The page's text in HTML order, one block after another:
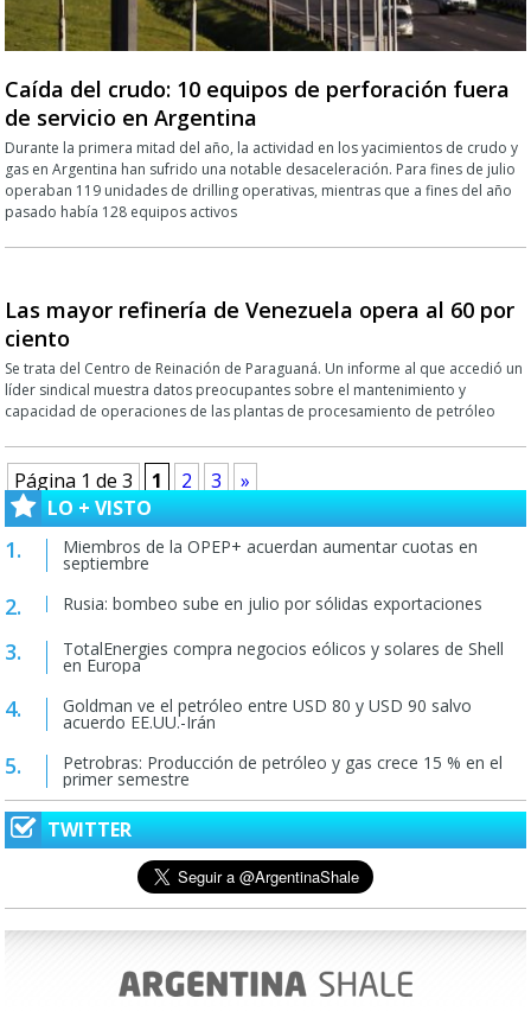
Caída del crudo: 10 equipos de perforación fuera
de servicio en Argentina
Durante la primera mitad del año, la actividad en los yacimientos de crudo y
gas en Argentina han sufrido una notable desaceleración. Para fines de julio
operaban 119 unidades de drilling operativas, mientras que a fines del año
pasado había 128 equipos activos
Las mayor refinería de Venezuela opera al 60 por
ciento
Se trata del Centro de Reinación de Paraguaná. Un informe al que accedió un
líder sindical muestra datos preocupantes sobre el mantenimiento y
capacidad de operaciones de las plantas de procesamiento de petróleo
Página 1 de 3 1 2 3
»
LO + VISTO
Miembros de la OPEP+ acuerdan aumentar cuotas en
septiembre
Rusia: bombeo sube en julio por sólidas exportaciones
TotalEnergies compra negocios eólicos y solares de Shell
en Europa
Goldman ve el petróleo entre USD 80 y USD 90 salvo
acuerdo EE.UU.-Irán
Petrobras: Producción de petróleo y gas crece 15 % en el
primer semestre
TWITTER